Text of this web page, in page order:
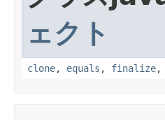
ェクト
clone, equals , finalize,